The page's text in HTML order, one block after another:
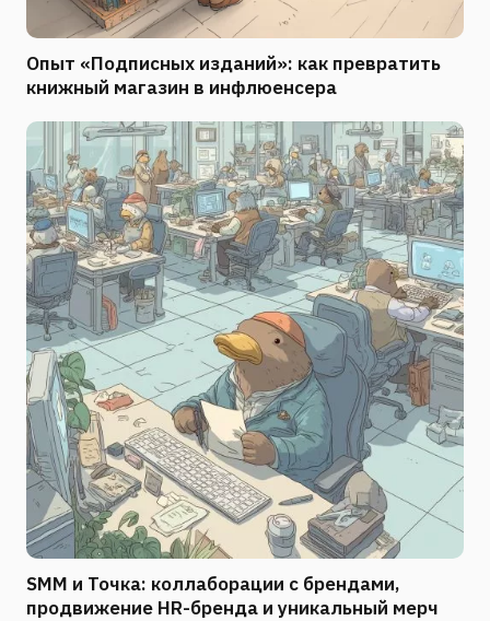
Опыт «Подписных изданий»: как превратить
книжный магазин в инфлюенсера
SMM и Точка: коллаборации с брендами,
продвижение HR-бренда и уникальный мерч